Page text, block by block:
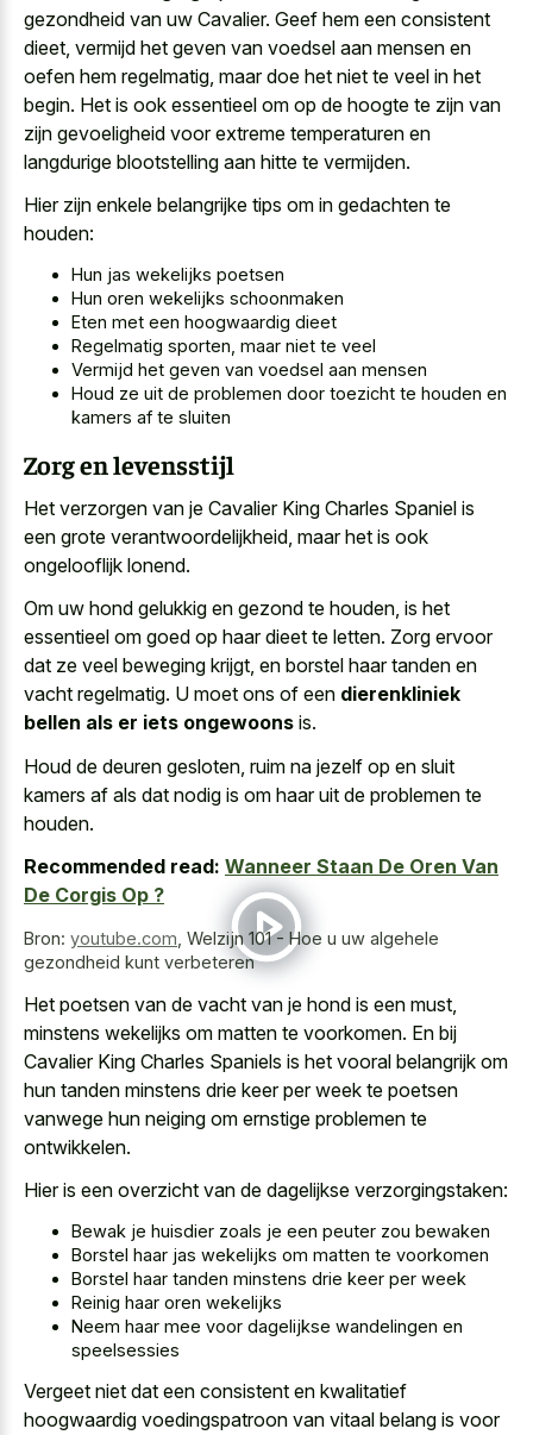
gezondheid van uw Cavalier. Geef hem een consistent
dieet, vermijd het geven van voedsel aan mensen en
oefen hem regelmatig, maar doe het niet te veel in het
begin. Het is ook essentieel om op de hoogte te zijn van
zijn gevoeligheid voorextreme temperaturen en
langdurige blootstelling aan hitte te vermijden.
Hier zijn enkele belangrijke tips om in gedachten te
houden:
Hun jas wekelijks poetsen
Hun oren wekelijks schoonmaken
Eten met een hoogwaardig dieet
Regelmatig sporten, maar niet te veel
Vermijd het geven van voedsel aan mensen
Houd ze uit de problemen door toezicht te houden en
kamers af te sluiten
Zorg en levensstijl
Het verzorgen van je Cavalier King Charles Spaniel is
een grote verantwoordelijkheid, maar het is ook
ongelooflijk lonend.
Om uw hond gelukkig en gezond te houden, is het
essentieel om goed op haar dieet te letten. Zorg ervoor
dat ze veel beweging krijgt, en borstel haar tanden en
vacht regelmatig. U moet ons of een dierenkliniek
bellen als er iets ongewoons is.
Houd de deuren gesloten, ruim na jezelf op en sluit
kamers af als dat nodig is om haar uit de problemen te
houden.
Recommended read: Wanneer Staan De Oren Van
De Corgis Op ?
Bron: youtube.com, Welzijn 101 - Hoe u uw algehele
gezondheid kunt verbeteren
Het poetsen van de vacht van je hond is een must,
minstens wekelijks om matten te voorkomen. En bij
Cavalier King Charles Spaniels is het vooral belangrijk om
hun tanden minstens drie keer per week te poetsen
vanwege hun neiging om ernstige problemen te
ontwikkelen.
Hier is een overzicht van de dagelijkse verzorgingstaken:
Bewak je huisdier zoals je een peuter zou bewaken
Borstel haar jas wekelijks om matten te voorkomen
Borstel haar tanden minstens drie keer per week
Reinig haar oren wekelijks
Neem haar mee voor dagelijkse wandelingen en
speelsessies
Vergeet niet dat een consistent en kwalitatief
hoogwaardig voedingspatroon van vitaal belang is voor